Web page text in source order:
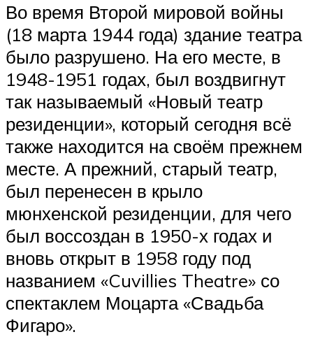
Во время Второй мировой войны
(18 марта 1944 года) здание театра
было разрушено. На его месте, в
1948-1951 годах, был воздвигнут
так называемый «Новый театр
резиденции», который сегодня всё
также находится на своём прежнем
месте. А прежний, старый театр,
был перенесен в крыло
мюнхенской резиденции, для чего
был воссоздан в 1950-х годах и
вновь открыт в 1958 году под
названием «Cuvillies Theatre» со
спектаклем Моцарта «Свадьба
Фигаро».